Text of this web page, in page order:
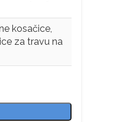
kosačice,
za travu na